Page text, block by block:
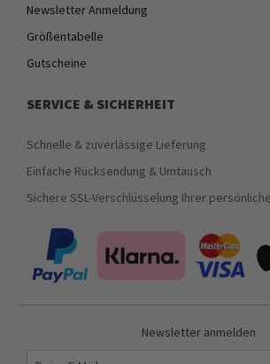
Newsletter Anmeldung
Größentabelle
Gutscheine
SERVICE & SICHERHEIT
Schnelle & zuverlässige Lieferung
Einfache Rücksendung & Umtausch
Sichere SSL-Verschlüsselung Ihrer
Newsletter anmelden